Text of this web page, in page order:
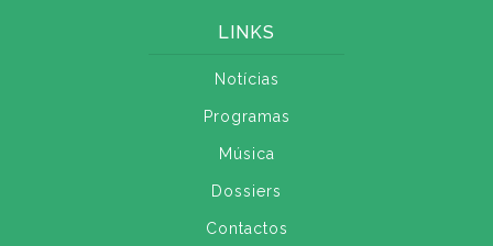
LINKS
Notícias
Programas
Música
Dossiers
Contactos